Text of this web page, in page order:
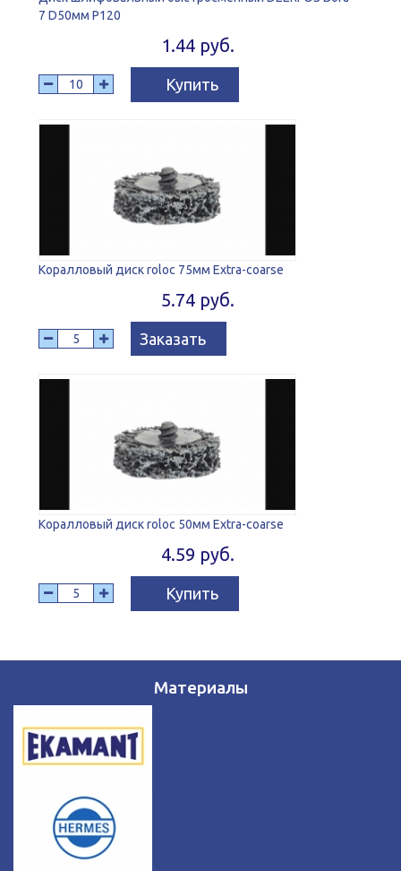
7 D50мм P120
1.44 руб.
Купить
Коралловый диск roloc 75мм Extra-coarse
5.74 руб.
Заказать
Коралловый диск roloc 50мм Extra-coarse
4.59 руб.
Купить
Материалы